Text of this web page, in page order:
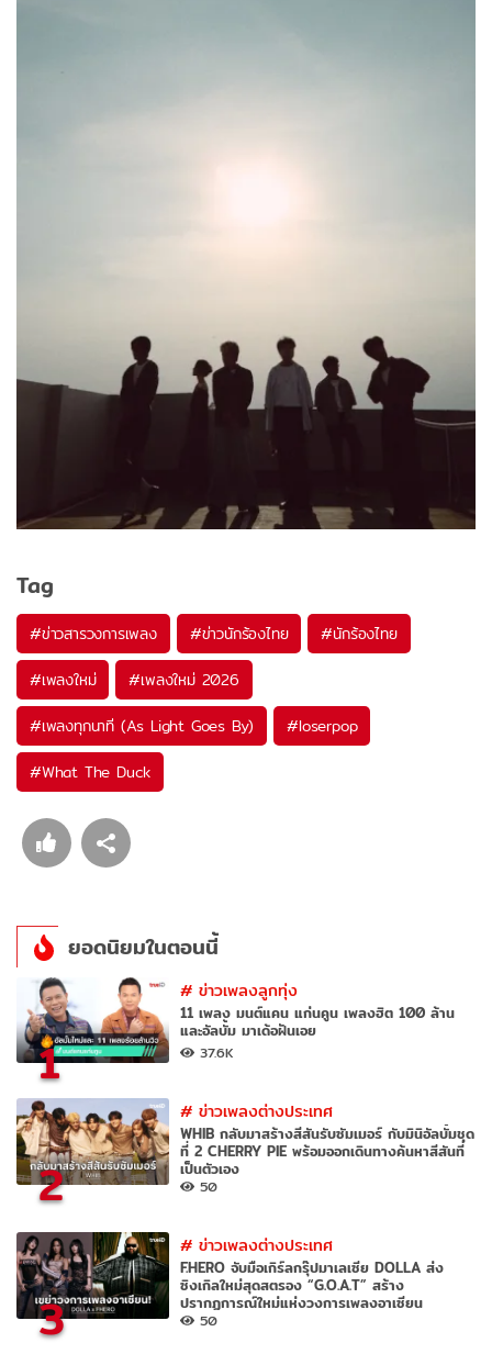
Tag
#ข่าวสารวงการเพลง #ข่าวนักร้องไทย #นักร้องไทย
#เพลงใหม่ #เพลงใหม่ 2026
#เพลงทุกนาที (As Light Goes By) #loserpop
#What The Duck
ยอดนิยมในตอนนี้
1
#ข่าวเพลงลูกทุ่ง
11 เพลง มนต์แคน แก่นคูน เพลงฮิต 100 ล้าน
และอัลบั้ม มาเด้อฝันเอย
37.6K
2
#ข่าวเพลงต่างประเทศ
WHIB กลับมาสร้างสีสันรับซัมเมอร์ กับมินิอัลบั้มชุด
ที่ 2 CHERRY PIE พร้อมออกเดินทางค้นหาสีสันที่
เป็นตัวเอง
50
3
#ข่าวเพลงต่างประเทศ
F.HERO จับมือเกิร์ลกรุ๊ปมาเลเซีย DOLLA ส่ง
ซิงเกิลใหม่สุดสตรอง “G.O.A.T” สร้าง
ปรากฏการณ์ใหม่แห่งวงการเพลงอาเซียน
50